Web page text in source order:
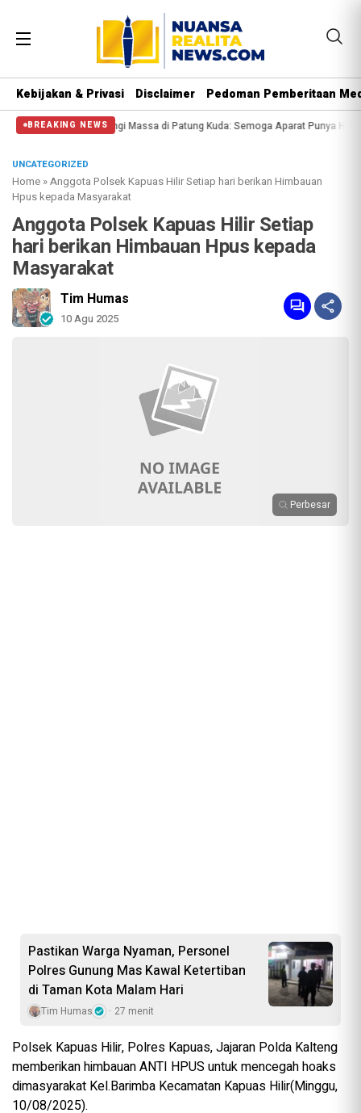
Kebijakan & Privasi Disclaimer Pedoman Pemberitaan
BREAKING NEWS
Massa di Patung Kuda: Semoga Aparat Punya Hati Nurani Massa
UNCATEGORIZED
Home »Anggota Polsek Kapuas Hilir Setiap hari berikan Himbauan
Hpus kepada Masyarakat
Anggota Polsek Kapuas Hilir Setiap
hari berikan Himbauan Hpus kepada
Masyarakat
Tim Humas
10 Agu 2025
Perbesar
Pastikan Warga Nyaman, Personel
Polres Gunung Mas Kawal Ketertiban
di Taman Kota Malam Hari
Tim Humas 27 menit
Polsek Kapuas Hilir, Polres Kapuas, Jajaran Polda Kalteng
memberikan himbauan ANTI HPUS untuk mencegah hoaks
dimasyarakat Kel.Barimba Kecamatan Kapuas Hilir(Minggu,
10/08/2025).